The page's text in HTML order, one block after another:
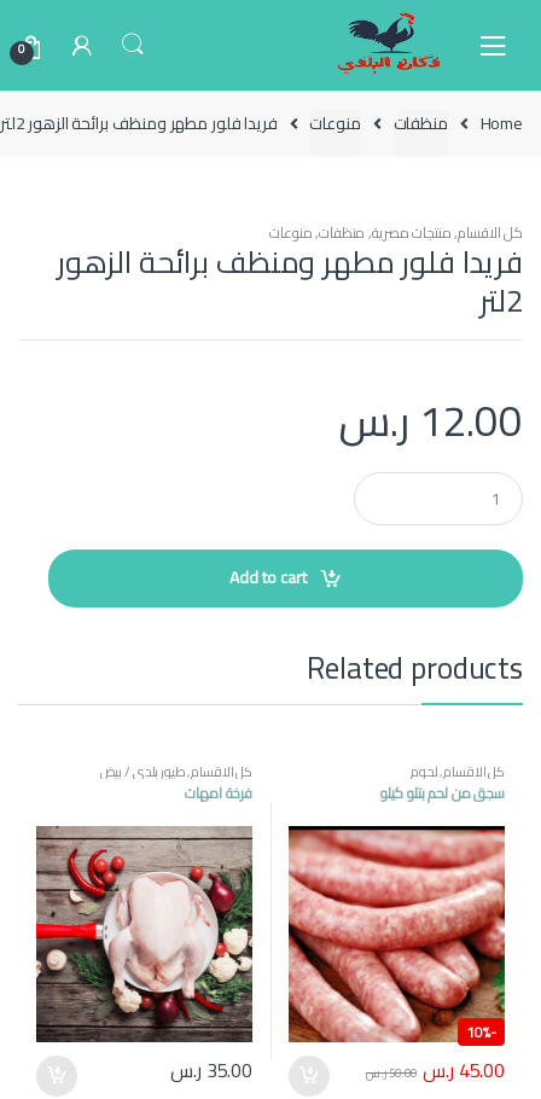
0
Home منظفات منوعات فريدا فلور مطهر ومنظف برائحة الزهور 2لتر
كل الاقسام,منتجات مصرية,منظفات,منوعات
فريدا فلور مطهر ومنظف برائحة الزهور
2لتر
12.00 ر.س
Q
u
a
t
i
Add to cart
Related products
كل الاقسام,لحوم
سجق من لحم بتلو كيلو
-
10%
45.00 ر.س 50.00ر.س
كل الاقسام,طيور بلدي / بيض
فرخة امهات
35.00 ر.س